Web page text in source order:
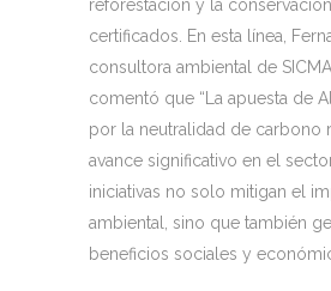
reforestación y la
certificados. En esta línea,
consultora ambiental de
comentó que “La apuesta de
por la neutralidad de carbono
avance significativo en el
iniciativas no solo mitigan el
ambiental, sino que también
beneficios sociales y